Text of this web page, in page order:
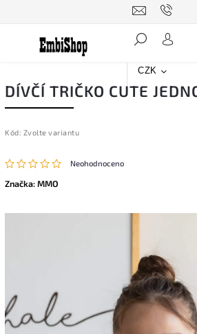
CZK
DÍVČÍ TRIČKO CUTE
Kód: Zvolte variantu
Neohodnoceno
Značka:MMO